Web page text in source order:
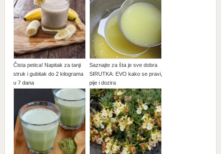
Čista petica! Napitak za tanji
struk i gubitak do 2 kilograma
u 7 dana
Saznajte za šta je sve dobra
SIRUTKA: EVO kako se pravi,
pije i dozira